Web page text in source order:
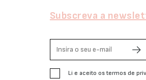
Subscreva a
Li e aceito os termos de